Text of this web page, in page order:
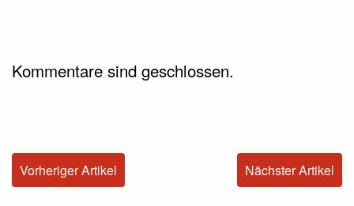
Kommentare sind geschlossen.
Nächster Artikel
Vorheriger Artikel